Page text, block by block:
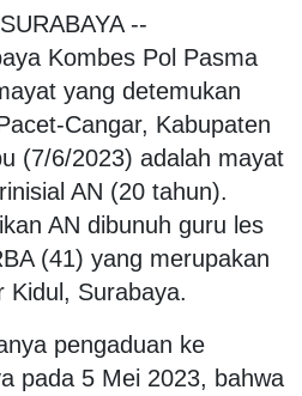
--
Kombes Pol Pasma
yang detemukan
Cangar, Kabupaten
(7/6/2023) adalah mayat
AN (20 tahun).
AN dibunuh guru les
(41) yang merupakan
Kidul, Surabaya.
pengaduan ke
pada 5 Mei 2023, bahwa